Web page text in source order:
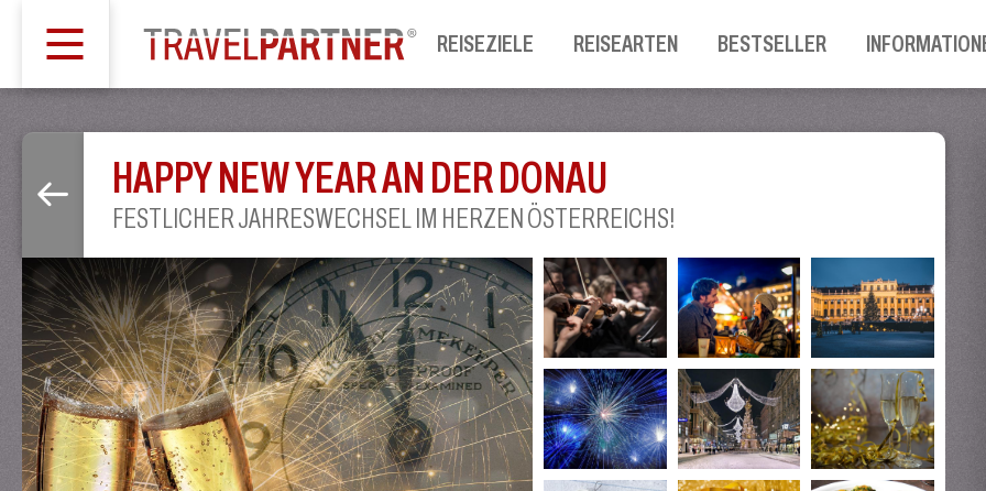
REISEZIELE REISEARTEN BESTSELLER
HAPPY NEW YEAR AN DER DONAU
FESTLICHER JAHRESWECHSEL IM HERZEN ÖSTERREICHS!